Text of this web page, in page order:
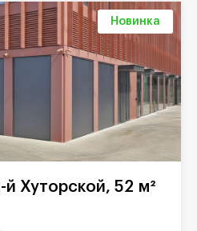
Новинка
й Хуторской, 52 м²